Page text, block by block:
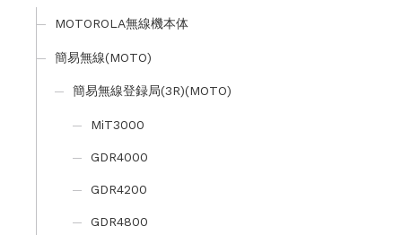
MOTOROLA無線機本体
簡易無線(MOTO)
簡易無線登録局(3R)(MOTO)
MiT3000
GDR4000
GDR4200
GDR4800